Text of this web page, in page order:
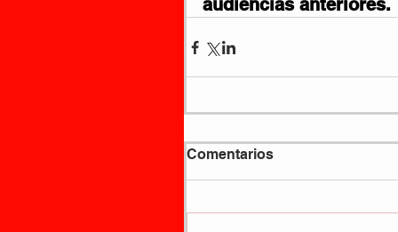
audiencias anteriores.
Comentarios